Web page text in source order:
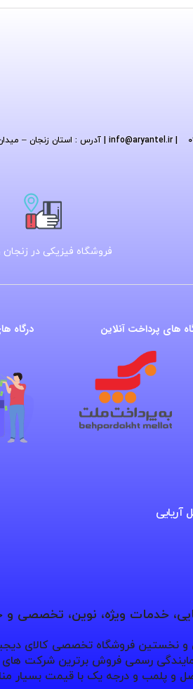
| info
@aryantel.ir
فروشگاه فیزیکی در زنجان
های پرداخت آنلاین درگاه
آریایی
خدمات ویژه، نوین، تخصصی و
و نخستین فروشگاه تخصصی کالای
رسمی فروش برترین شرکت های
و پلمب و درجه یک با قیمت بسیار